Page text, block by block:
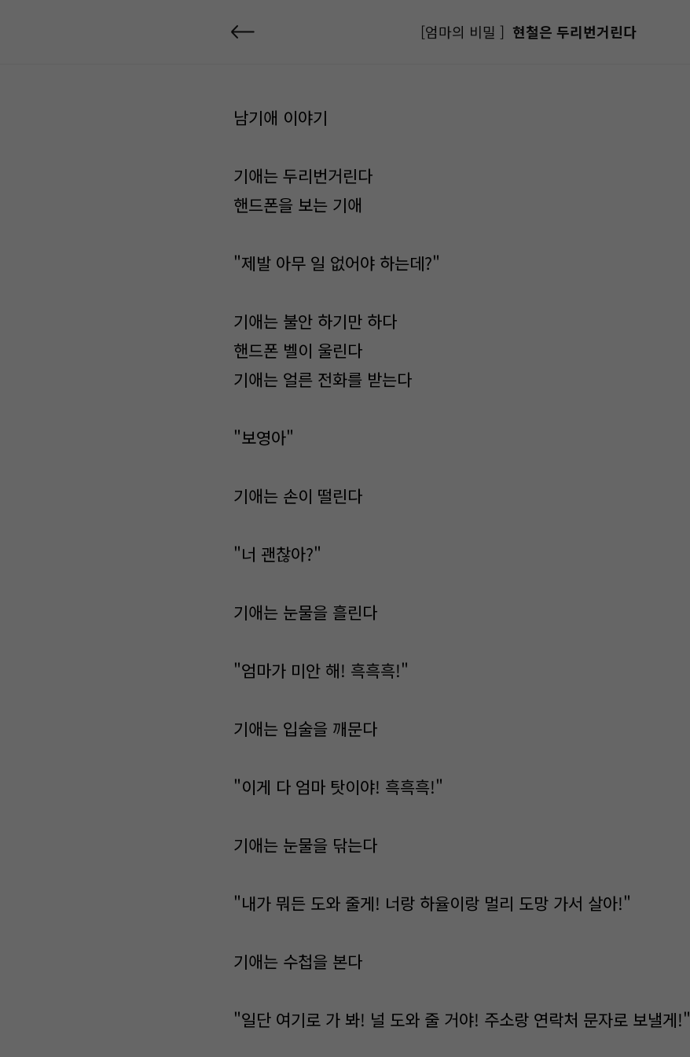
[엄마의 비밀 ] 현철은 두리번거린다
남기애 이야기
기애는 두리번거린다
핸드폰을 보는 기애
"제발 아무 일 없어야 하는데?"
기애는 불안 하기만 하다
핸드폰 벨이 울린다
기애는 얼른 전화를 받는다
"보영아"
기애는 손이 떨린다
"너 괜찮아?"
기애는 눈물을 흘린다
"엄마가 미안 해! 흑흑흑!"
기애는 입술을 깨문다
"이게 다 엄마 탓이야! 흑흑흑!"
기애는 눈물을 닦는다
"내가 뭐든 도와 줄게! 너랑 하율이랑 멀리 도망 가서 살아!"
기애는 수첩을 본다
"일단 여기로 가 봐! 널 도와 줄 거야! 주소랑 연락처 문자로 보낼게!"